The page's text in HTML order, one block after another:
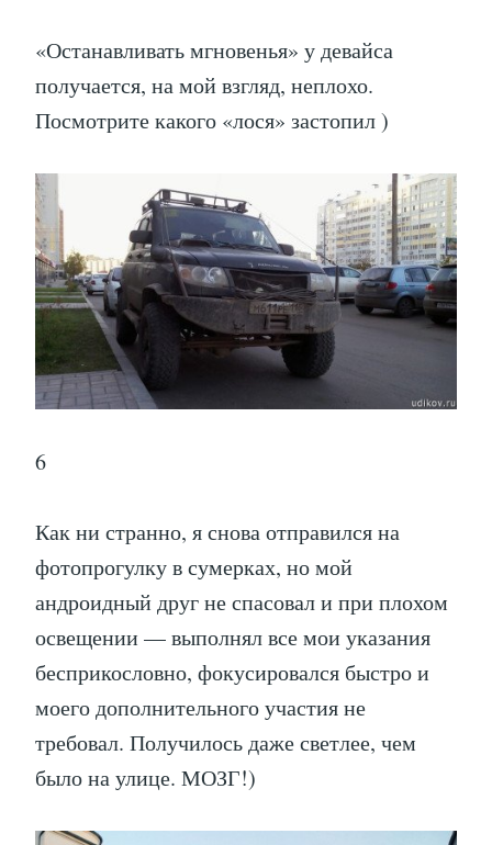
«Останавливать мгновенья» у девайса
получается, на мой взгляд, неплохо.
Посмотрите какого «лося» застопил )
6
Как ни странно, я снова отправился на
фотопрогулку в сумерках, но мой
андроидный друг не спасовал и при плохом
освещении — выполнял все мои указания
бесприкословно, фокусировался быстро и
моего дополнительного участия не
требовал. Получилось даже светлее, чем
было на улице. МОЗГ!)